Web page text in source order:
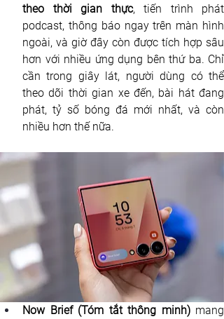
theo thời gian thực, tiến trình phát
podcast, thông báo ngay trên màn hình
ngoài, và giờ đây còn được tích hợp sâu
hơn với nhiều ứng dụng bên thứ ba. Chỉ
cần trong giây lát, người dùng có thể
theo dõi thời gian xe đến, bài hát đang
phát, tỷ số bóng đá mới nhất, và còn
nhiều hơn thế nữa.
Now Brief (Tóm tắt thông minh) mang